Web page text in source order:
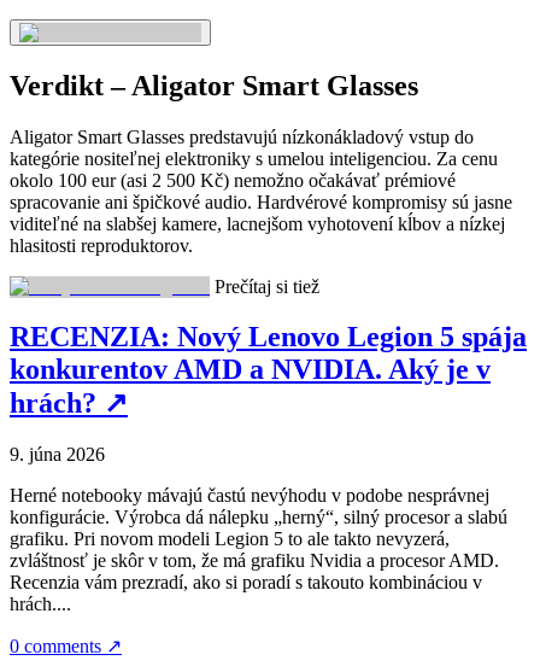
Verdikt – Aligator Smart Glasses
Aligator Smart Glasses predstavujú nízkonákladový vstup do
kategórie nositeľnej elektroniky s umelou inteligenciou. Za cenu
okolo 100 eur (asi 2 500 Kč) nemožno očakávať prémiové
spracovanie ani špičkové audio. Hardvérové kompromisy sú jasne
viditeľné na slabšej kamere, lacnejšom vyhotovení kĺbov a nízkej
hlasitosti reproduktorov.
Prečítaj si tiež
RECENZIA: Nový Lenovo Legion 5 spája
konkurentov AMD a NVIDIA. Aký je v
hrách? ↗
9. júna 2026
Herné notebooky mávajú častú nevýhodu v podobe nesprávnej
konfigurácie. Výrobca dá nálepku „herný“, silný procesor a slabú
grafiku. Pri novom modeli Legion 5 to ale takto nevyzerá,
zvláštnosť je skôr v tom, že má grafiku Nvidia a procesor AMD.
Recenzia vám prezradí, ako si poradí s takouto kombináciou v
hrách....
0 comments ↗